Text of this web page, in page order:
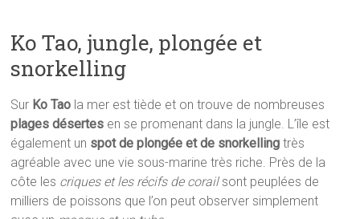
Ko Tao, jungle, plongée et
snorkelling
Sur Ko Tao la mer est tiède et on trouve de nombreuses
plages désertes en se promenant dans la jungle. L’île est
également un spot de plongée et de snorkelling très
agréable avec une vie sous-marine très riche. Près de la
côte les criques et les récifs de corailsont peuplées de
milliers de poissons que l’on peut observer simplement